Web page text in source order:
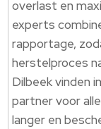
overlast en
experts
rapportage,
herstelproces
Dilbeek vinden
partner voor
langer en